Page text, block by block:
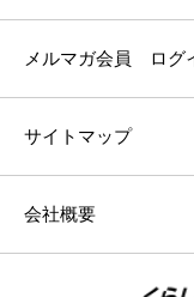
メルマガ会員 ログ
サイトマップ
会社概要